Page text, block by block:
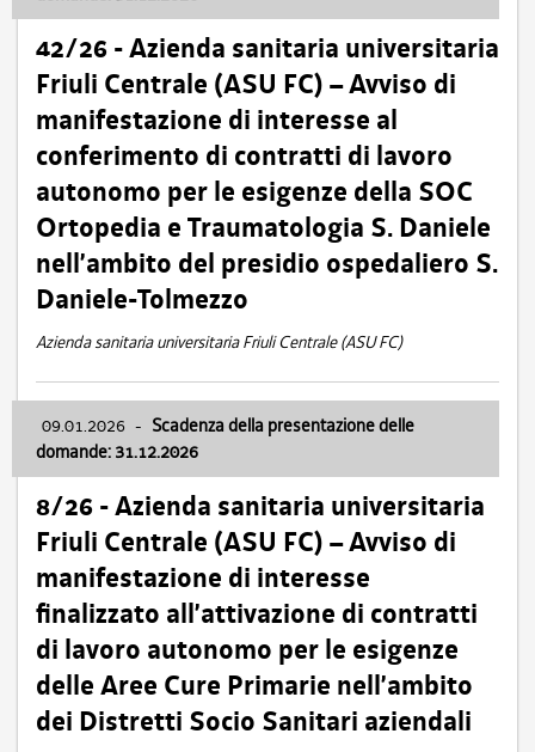
42/26 - Azienda sanitaria universitaria
Friuli Centrale (ASU FC) – Avviso di
manifestazione di interesse al
conferimento di contratti di lavoro
autonomo per le esigenze della SOC
Ortopedia e Traumatologia S. Daniele
nell’ambito del presidio ospedaliero S.
Daniele-Tolmezzo
Azienda sanitaria universitaria Friuli Centrale (ASU FC)
09.01.2026 - Scadenza della presentazione delle
domande: 31.12.2026
8/26 - Azienda sanitaria universitaria
Friuli Centrale (ASU FC) – Avviso di
manifestazione di interesse
finalizzato all’attivazione di contratti
di lavoro autonomo per le esigenze
delle Aree Cure Primarie nell’ambito
dei Distretti Socio Sanitari aziendali